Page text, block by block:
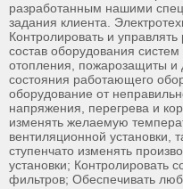
разработанным нашими
задания клиента.
Контролировать и
состав оборудования
отопления, пожарозащиты и
состояния работающего
оборудование от
напряжения, перегрева и
изменять желаемую
вентиляционной
ступенчато изменять
установки; Контролировать
фильтров; Обеспечивать